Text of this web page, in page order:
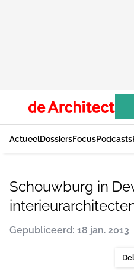
ActueelDossiersFocusPodcasts
Schouwburg in
Gepubliceerd: 18 jan. 2013